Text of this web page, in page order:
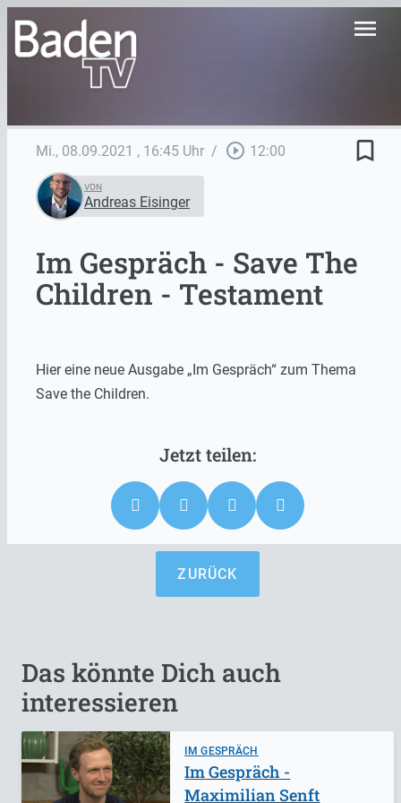
menu
Mi., 08.09.2021 , 16:45 Uhr / play_circle_outline 12:00 bookmark_border
VON
Andreas Eisinger
Im Gespräch - Save The
Children - Testament
Hier eine neue Ausgabe „Im Gespräch“ zum Thema
Save the Children.
ZURÜCK
Das könnte Dich auch
interessieren
IM GESPRÄCH
Im Gespräch -
Maximilian Senft